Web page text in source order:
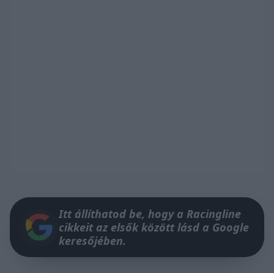
Itt állíthatod be, hogy a Racingline
cikkeit az elsők között lásd a Google
keresőjében.